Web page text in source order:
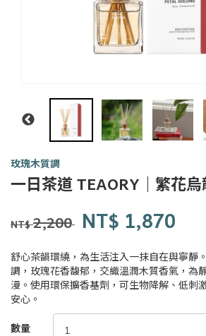
玫瑰木質調
一日茶道 TEAORY｜繁花
Y0187
一日
茶事
lit-
tê-
NT$2,200 NT$ 1,870
舒心茶韻環繞，為生活注入一抹自在與寧靜
調，玫瑰花香馥郁，交織溫潤木質香氣，為
漫。使用環保擴香基劑，可生物降解、低刺
安心。
GOODS000000000000002163155
數量